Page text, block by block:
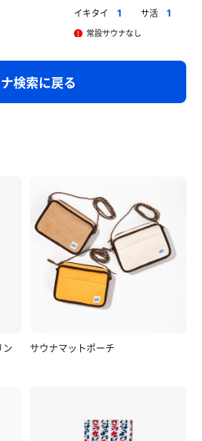
イキタイ 1 サ活
1
常設サウナなし
検索に戻る
ン
サウナマットポーチ